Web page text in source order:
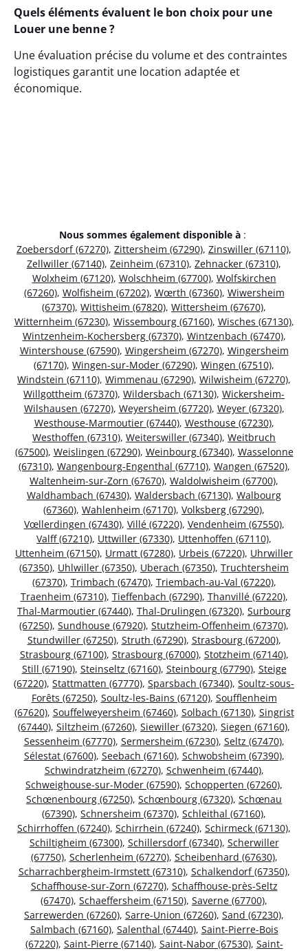
Quels éléments évaluent le bon choix pour une
Louer une benne ?
Une évaluation précise du volume et des contraintes
logistiques garantit une location adaptée et
économique.
Nous sommes également disponible à :
Zoebersdorf (67270), Zittersheim (67290), Zinswiller (67110),
Zellwiller (67140), Zeinheim (67310), Zehnacker (67310),
Wolxheim (67120), Wolschheim (67700), Wolfskirchen
(67260), Wolfisheim (67202), Wœrth (67360), Wiwersheim
(67370), Wittisheim (67820), Wittersheim (67670),
Witternheim (67230), Wissembourg (67160), Wisches (67130),
Wintzenheim-Kochersberg (67370), Wintzenbach (67470),
Wintershouse (67590), Wingersheim (67270), Wingersheim
(67170), Wingen-sur-Moder (67290), Wingen (67510),
Windstein (67110), Wimmenau (67290), Wilwisheim (67270),
Willgottheim (67370), Wildersbach (67130), Wickersheim-
Wilshausen (67270), Weyersheim (67720), Weyer (67320),
Westhouse-Marmoutier (67440), Westhouse (67230),
Westhoffen (67310), Weiterswiller (67340), Weitbruch
(67500), Weislingen (67290), Weinbourg (67340), Wasselonne
(67310), Wangenbourg-Engenthal (67710), Wangen (67520),
Waltenheim-sur-Zorn (67670), Waldolwisheim (67700),
Waldhambach (67430), Waldersbach (67130), Walbourg
(67360), Wahlenheim (67170), Volksberg (67290),
Vœllerdingen (67430), Villé (67220), Vendenheim (67550),
Valff (67210), Uttwiller (67330), Uttenhoffen (67110),
Uttenheim (67150), Urmatt (67280), Urbeis (67220), Uhrwiller
(67350), Uhlwiller (67350), Uberach (67350), Truchtersheim
(67370), Trimbach (67470), Triembach-au-Val (67220),
Traenheim (67310), Tieffenbach (67290), Thanvillé (67220),
Thal-Marmoutier (67440), Thal-Drulingen (67320), Surbourg
(67250), Sundhouse (67920), Stutzheim-Offenheim (67370),
Stundwiller (67250), Struth (67290), Strasbourg (67200),
Strasbourg (67100), Strasbourg (67000), Stotzheim (67140),
Still (67190), Steinseltz (67160), Steinbourg (67790), Steige
(67220), Stattmatten (67770), Sparsbach (67340), Soultz-sous-
Forêts (67250), Soultz-les-Bains (67120), Soufflenheim
(67620), Souffelweyersheim (67460), Solbach (67130), Singrist
(67440), Siltzheim (67260), Siewiller (67320), Siegen (67160),
Sessenheim (67770), Sermersheim (67230), Seltz (67470),
Sélestat (67600), Seebach (67160), Schwobsheim (67390),
Schwindratzheim (67270), Schwenheim (67440),
Schweighouse-sur-Moder (67590), Schopperten (67260),
Schœnenbourg (67250), Schœnbourg (67320), Schœnau
(67390), Schnersheim (67370), Schleithal (67160),
Schirrhoffen (67240), Schirrhein (67240), Schirmeck (67130),
Schiltigheim (67300), Schillersdorf (67340), Scherwiller
(67750), Scherlenheim (67270), Scheibenhard (67630),
Scharrachbergheim-Irmstett (67310), Schalkendorf (67350),
Schaffhouse-sur-Zorn (67270), Schaffhouse-près-Seltz
(67470), Schaeffersheim (67150), Saverne (67700),
Sarrewerden (67260), Sarre-Union (67260), Sand (67230),
Salmbach (67160), Salenthal (67440), Saint-Pierre-Bois
(67220), Saint-Pierre (67140), Saint-Nabor (67530), Saint-